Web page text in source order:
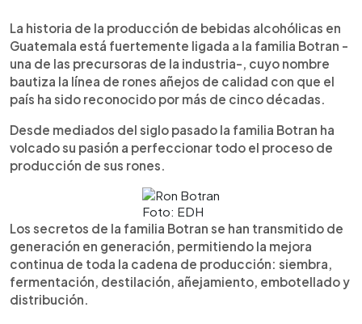
La historia de la producción de bebidas alcohólicas en
Guatemala está fuertemente ligada a la familia Botran -
una de las precursoras de la industria-, cuyo nombre
bautiza la línea de rones añejos de calidad con que el
país ha sido reconocido por más de cinco décadas.
Desde mediados del siglo pasado la familia Botran ha
volcado su pasión a perfeccionar todo el proceso de
producción de sus rones.
Foto: EDH
Los secretos de la familia Botran se han transmitido de
generación en generación, permitiendo la mejora
continua de toda la cadena de producción: siembra,
fermentación, destilación, añejamiento, embotellado y
distribución.